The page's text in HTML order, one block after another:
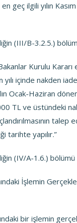
geç ilgili yılın
(III/B-3.2.5.)
Kurulu Kararı
içinde nakden
Ocak-Haziran
TL ve üstündeki
tarihte yapılır.”
(IV/A-1.6.)
İşlemin
bir işlemin